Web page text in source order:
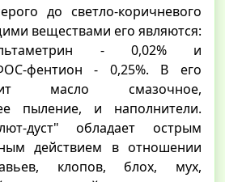
до светло-коричневого
веществами его являются:
- 0,02% и
фентион - 0,25%. В его
масло смазочное,
пыление, и наполнители.
дуст" обладает острым
действием в отношении
клопов, блох, мух,